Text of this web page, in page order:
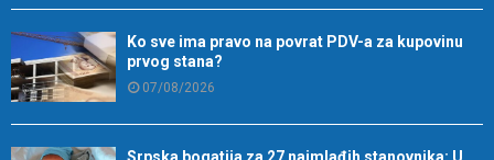
Ko sve ima pravo na povrat PDV-a za kupovinu
prvog stana?
07/08/2026
Srpska bogatija za 27 najmlađih stanovnika: U